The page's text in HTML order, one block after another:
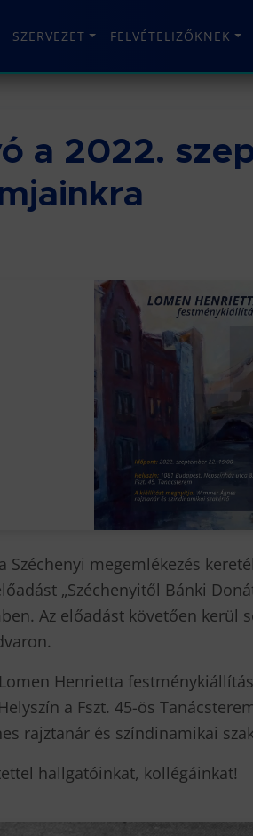
SZERVEZET FELVÉTELIZŐKNEK
a 2022.
Széchenyi megemlékezés
„Széchenyitől Bánki
Az előadást követően kerül
Henrietta
a Fszt. 45-ös
rajztanár és színdinamikai
hallgatóinkat, kollégáinkat!